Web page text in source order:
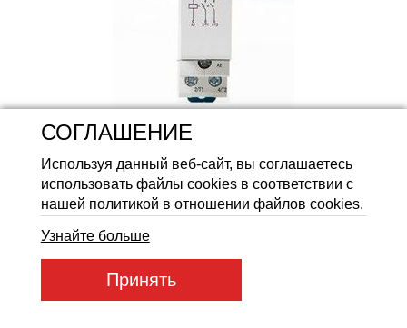
Артикул товара:
КМ 20-20
Код товара:
568ГРН
Купить
СОГЛАШЕНИЕ
Используя данный веб-сайт, вы соглашаетесь
использовать файлы cookies в соответствии с
нашей политикой в отношении файлов cookies.
Узнайте больше
Принять